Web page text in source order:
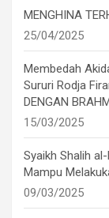
MENGHINA
25/04/2025
Membedah
Sururi Rodja
DENGAN
15/03/2025
Syaikh Shalih
Mampu
09/03/2025